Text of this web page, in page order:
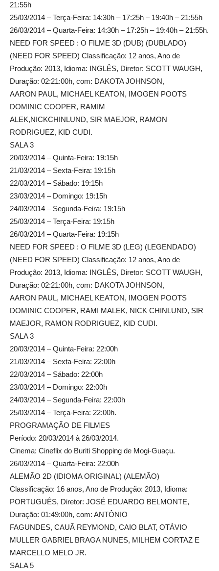
21:55h
25/03/2014 – Terça-Feira: 14:30h – 17:25h – 19:40h – 21:55h
26/03/2014 – Quarta-Feira: 14:30h – 17:25h – 19:40h – 21:55h.
NEED FOR SPEED : O FILME 3D (DUB) (DUBLADO)
(NEED FOR SPEED) Classificação: 12 anos, Ano de
Produção: 2013, Idioma: INGLÊS, Diretor: SCOTT WAUGH,
Duração: 02:21:00h, com: DAKOTA JOHNSON,
AARON PAUL, MICHAEL KEATON, IMOGEN POOTS
DOMINIC COOPER, RAMIM
ALEK,NICKCHINLUND, SIR MAEJOR, RAMON
RODRIGUEZ, KID CUDI.
SALA 3
20/03/2014 – Quinta-Feira: 19:15h
21/03/2014 – Sexta-Feira: 19:15h
22/03/2014 – Sábado: 19:15h
23/03/2014 – Domingo: 19:15h
24/03/2014 – Segunda-Feira: 19:15h
25/03/2014 – Terça-Feira: 19:15h
26/03/2014 – Quarta-Feira: 19:15h
NEED FOR SPEED : O FILME 3D (LEG) (LEGENDADO)
(NEED FOR SPEED) Classificação: 12 anos, Ano de
Produção: 2013, Idioma: INGLÊS, Diretor: SCOTT WAUGH,
Duração: 02:21:00h, com: DAKOTA JOHNSON,
AARON PAUL, MICHAEL KEATON, IMOGEN POOTS
DOMINIC COOPER, RAMI MALEK, NICK CHINLUND, SIR
MAEJOR, RAMON RODRIGUEZ, KID CUDI.
SALA 3
20/03/2014 – Quinta-Feira: 22:00h
21/03/2014 – Sexta-Feira: 22:00h
22/03/2014 – Sábado: 22:00h
23/03/2014 – Domingo: 22:00h
24/03/2014 – Segunda-Feira: 22:00h
25/03/2014 – Terça-Feira: 22:00h.
PROGRAMAÇÃO DE FILMES
Período: 20/03/2014 à 26/03/2014.
Cinema: Cineflix do Buriti Shopping de Mogi-Guaçu.
26/03/2014 – Quarta-Feira: 22:00h
ALEMÃO 2D (IDIOMA ORIGINAL) (ALEMÃO)
Classificação: 16 anos, Ano de Produção: 2013, Idioma:
PORTUGUÊS, Diretor: JOSÉ EDUARDO BELMONTE,
Duração: 01:49:00h, com: ANTÔNIO
FAGUNDES, CAUÃ REYMOND, CAIO BLAT, OTÁVIO
MULLER GABRIEL BRAGA NUNES, MILHEM CORTAZ E
MARCELLO MELO JR.
SALA 5